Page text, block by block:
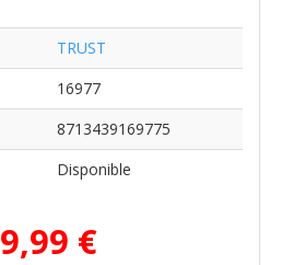
TRUST
16977
8713439169775
Disponible
9,99 €